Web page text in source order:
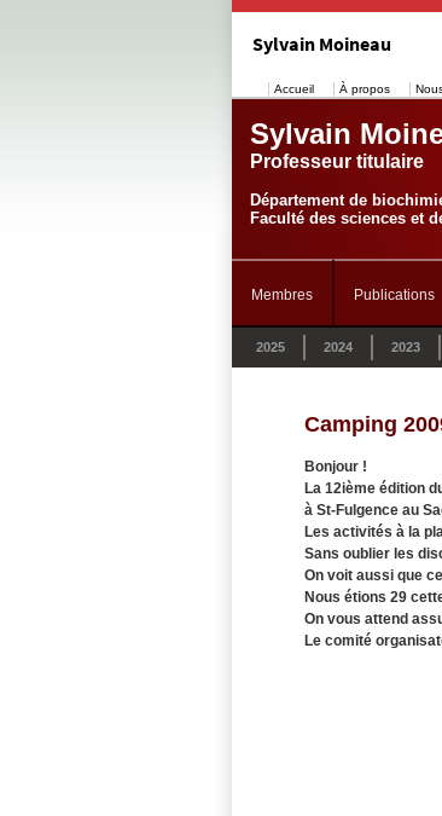
Sylvain Moineau
Accueil À propos
Sylvain
Professeur titulaire
Département de
Faculté des sciences et
Membres Publications
2025 2024 2023
Camping
Bonjour !
La 12ième édition
à St-Fulgence au
Les activités à la
Sans oublier les
On voit aussi que
Nous étions 29
On vous attend
Le comité